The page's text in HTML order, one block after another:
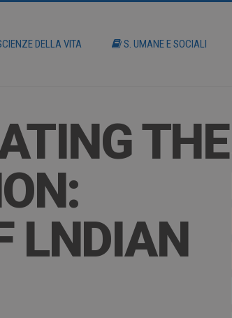
DELLA VITA S. UMANE E SOCIALI
THE
LNDIAN